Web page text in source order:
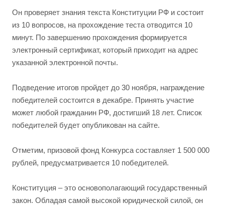
Он проверяет знания текста Конституции РФ и состоит
из 10 вопросов, на прохождение теста отводится 10
минут. По завершению прохождения формируется
электронный сертификат, который приходит на адрес
указанной электронной почты.
Подведение итогов пройдет до 30 ноября, награждение
победителей состоится в декабре. Принять участие
может любой гражданин РФ, достигший 18 лет. Список
победителей будет опубликован на сайте.
Отметим, призовой фонд Конкурса составляет 1 500 000
рублей, предусматривается 10 победителей.
Конституция – это основополагающий государственный
закон. Обладая самой высокой юридической силой, он